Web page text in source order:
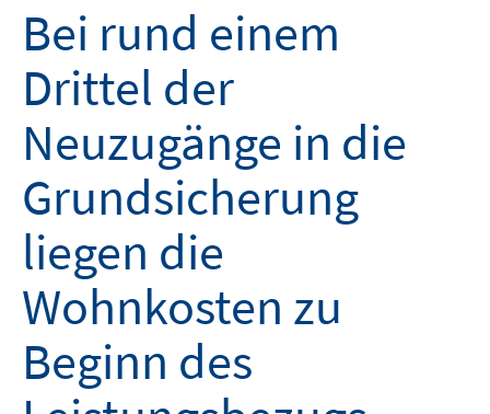
Bei rund einem
Drittel der
Neuzugänge in die
Grundsicherung
liegen die
Wohnkosten zu
Beginn des